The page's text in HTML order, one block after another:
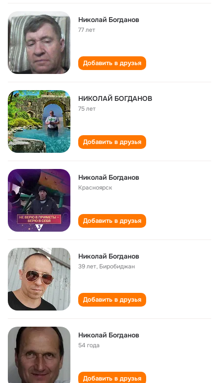
Николай Богданов
77 лет
Добавить в друзья
НИКОЛАЙ БОГДАНОВ
75 лет
Добавить в друзья
Николай Богданов
Красноярск
Добавить в друзья
Николай Богданов
39 лет, Биробиджан
Добавить в друзья
Николай Богданов
54 года
Добавить в друзья